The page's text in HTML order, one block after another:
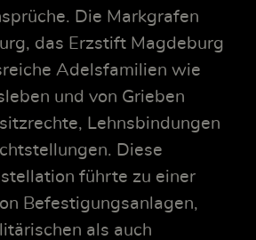
Die Markgrafen
das Erzstift Magdeburg
Adelsfamilien wie
und von Grieben
Lehnsbindungen
Diese
führte zu einer
Befestigungsanlagen,
als auch